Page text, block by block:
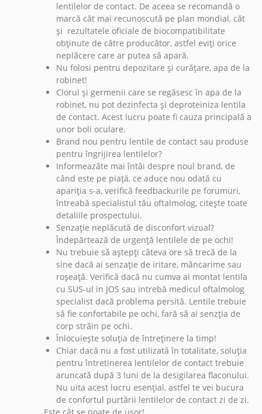
lentilelor de contact. De aceea se recomandă o
marcă căt mai recunoscută pe plan mondial, căt
și rezultatele oficiale de biocompatibilitate
obținute de către producător, astfel eviți orice
neplăcere care ar putea să apară.
Nu folosi pentru depozitare și curățare, apa de la
robinet!
Clorul și germenii care se regăsesc în apa de la
robinet, nu pot dezinfecta și deproteiniza lentila
de contact. Acest lucru poate fi cauza principală a
unor boli oculare.
Brand nou pentru lentile de contact sau produse
pentru îngrijirea lentilelor?
Informeazăte mai întâi despre noul brand, de
când este pe piață, ce aduce nou odată cu
apariția s-a, verifică feedbackurile pe forumuri,
întreabă specialistul tău oftalmolog, citește toate
detaliile prospectului.
Senzație neplăcută de disconfort vizual?
Îndepărtează de urgență lentilele de pe ochi!
Nu trebuie să aștepți câteva ore să trecă de la
sine dacă ai senzație de iritare, mâncarime sau
roșeață. Verifică dacă nu cumva ai montat lentila
cu SUS-ul in JOS sau intrebă medicul oftalmolog
specialist dacă problema persită. Lentile trebuie
să fie confortabile pe ochi, fară să ai senzția de
corp străin pe ochi.
Înlocuiește soluția de întreținere la timp!
Chiar dacă nu a fost utilizată în totalitate, soluția
pentru întretinerea lentilelor de contact trebuie
aruncată după 3 luni de la desigilarea flaconului.
Nu uita acest lucru esențial, astfel te vei bucura
de confortul purtării lentilelor de contact zi de zi.